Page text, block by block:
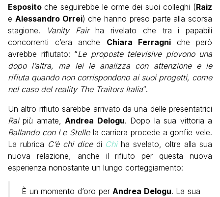
Esposito che seguirebbe le orme dei suoi colleghi (Raiz
e Alessandro Orrei) che hanno preso parte alla scorsa
stagione.
Vanity Fairha rivelato che tra i papabili
concorrenti c’era anche Chiara Ferragni che però
avrebbe rifiutato: “Le proposte televisive piovono una
dopo l’altra, ma lei le analizza con attenzione e le
rifiuta quando non corrispondono ai suoi progetti, come
nel caso del reality The Traitors Italia“.
Un altro rifiuto sarebbe arrivato da una delle presentatrici
Raipiù amate,Andrea Delogu. Dopo la sua vittoria a
Ballando con Le Stelle la carriera procede a gonfie vele.
La rubrica C’è chi dice di Chiha svelato, oltre alla sua
nuova relazione, anche il rifiuto per questa nuova
esperienza nonostante un lungo corteggiamento:
È un momento d’oro perAndrea Delogu. La sua